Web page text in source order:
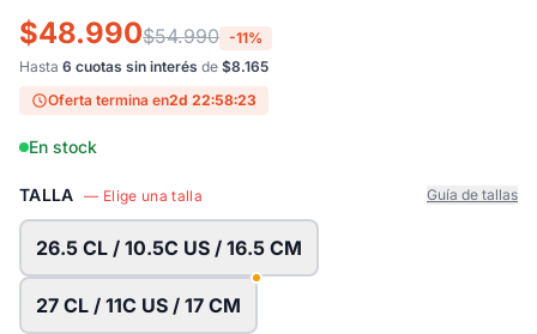
$48.990$54.990 -11%
Hasta 6 cuotas sin interés de $8.165
Oferta termina en2d 22:58:22
En stock
TALLA — Elige una talla Guía de tallas
26.5 CL / 10.5C US / 16.5 CM
27 CL / 11C US / 17 CM